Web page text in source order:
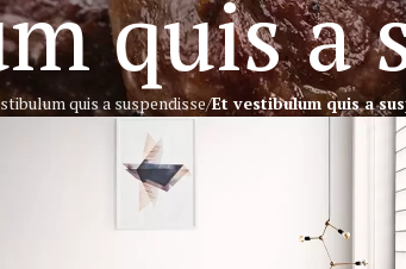
quis a
quis a suspendisse Et vestibulum quis a